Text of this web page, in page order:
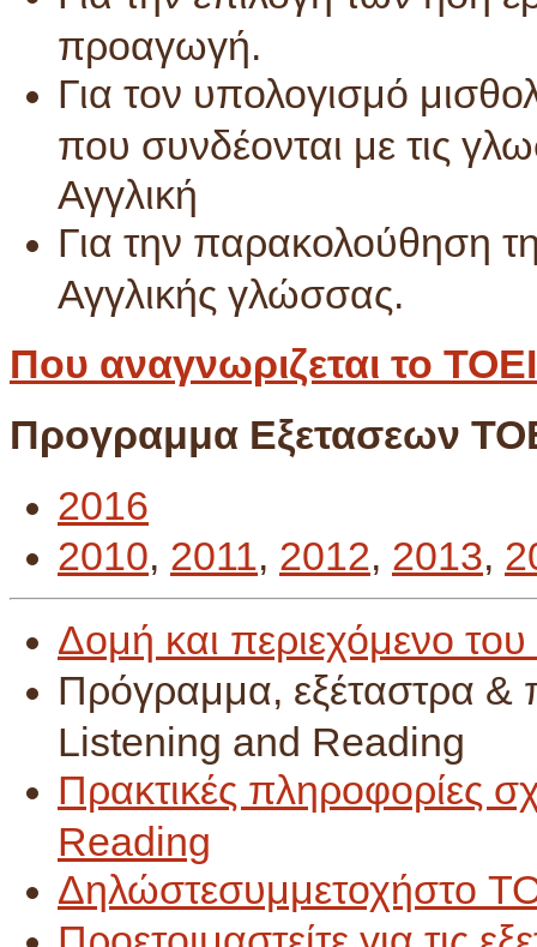
προαγωγή.
Για τον υπολογισμό
που συνδέονται με τις
Αγγλική
Για την παρακολούθηση
Αγγλικής γλώσσας.
Που αναγνωριζεται το
Προγραμμα Εξετασεων
2016
2010, 2011, 2012, 2013,
Δομή και περιεχόμενο
Πρόγραμμα, εξέταστρα
Listening and Reading
Πρακτικές πληροφορίες
Reading
Δηλώστεσυμμετοχήστο